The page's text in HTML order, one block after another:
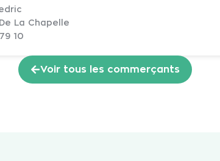
La Chapelle
10
Voir tous les commerçants